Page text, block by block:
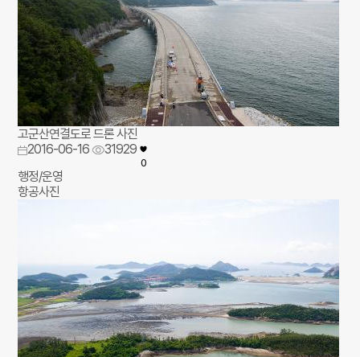
고군산연결도로 드론 사진
2016-06-16
31929
0
행정/운영
항공사진